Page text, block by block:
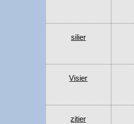
silier
Visier
zitier